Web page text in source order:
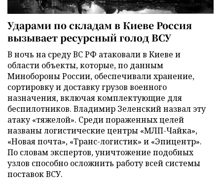
Ударами по складам в Киеве Россия
вызывает ресурсный голод ВСУ
В ночь на среду ВС РФ атаковали в Киеве и
области объекты, которые, по данным
Минобороны России, обеспечивали хранение,
сортировку и доставку грузов военного
назначения, включая комплектующие для
беспилотников. Владимир Зеленский назвал эту
атаку «тяжелой». Среди пораженных целей
названы логистические центры «МЛП-Чайка»,
«Новая почта», «Транс-логистик» и «Эпицентр».
По словам экспертов, уничтожение подобных
узлов способно осложнить работу всей системы
поставок ВСУ.